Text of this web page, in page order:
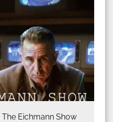
The Eichmann Show